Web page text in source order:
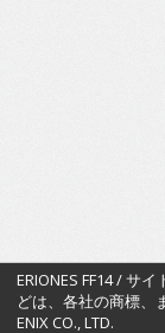
ERIONES FF14 / サ
どは、各社の商標、
ENIX CO., LTD.